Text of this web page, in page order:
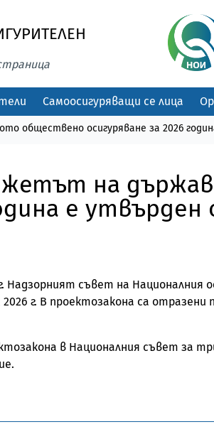
Самоосигуряващи се лица
обществено осигуряване за 2026
на
е
г. Надзорният съвет на
г. В проектозакона са
в Националния съвет